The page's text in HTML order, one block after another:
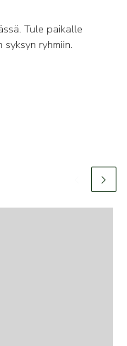
Tule paikalle
ryhmiin.